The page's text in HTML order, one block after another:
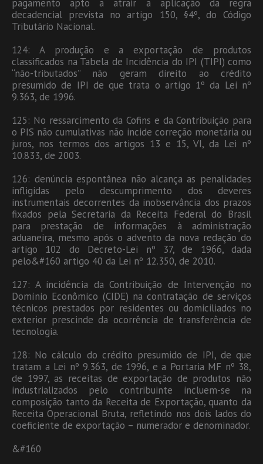
pagamento apto a atrair a aplicação da regra
decadencial prevista no artigo 150, §4º, do Código
Tributário Nacional.
124: A produção e a exportação de produtos
classificados na Tabela de Incidência do IPI (TIPI) como
“não-tributados” não geram direito ao crédito
presumido de IPI de que trata o artigo 1º da Lei nº
9.363, de 1996.
125: No ressarcimento da Cofins e da Contribuição para
o PIS não cumulativas não incide correção monetária ou
juros, nos termos dos artigos 13 e 15, VI, da Lei nº
10.833, de 2003.
126: denúncia espontânea não alcança as penalidades
infligidas pelo descumprimento dos deveres
instrumentais decorrentes da inobservância dos prazos
fixados pela Secretaria da Receita Federal do Brasil
para prestação de informações à administração
aduaneira, mesmo após o advento da nova redação do
artigo 102 do Decreto-Lei nº 37, de 1966, dada
pelo&#160 artigo 40 da Lei nº 12.350, de 2010.
127: A incidência da Contribuição de Intervenção no
Domínio Econômico (CIDE) na contratação de serviços
técnicos prestados por residentes ou domiciliados no
exterior prescinde da ocorrência de transferência de
tecnologia.
128: No cálculo do crédito presumido de IPI, de que
tratam a Lei nº 9.363, de 1996, e a Portaria MF nº 38,
de 1997, as receitas de exportação de produtos não
industrializados pelo contribuinte incluem-se na
composição tanto da Receita de Exportação, quanto da
Receita Operacional Bruta, refletindo nos dois lados do
coeficiente de exportação – numerador e denominador.
&#160